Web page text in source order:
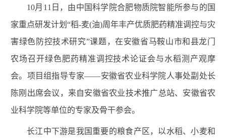
10月 11 日，由中国科学院合肥物质院智能所参与的国
家重点研发计划“稻-麦(油)周年丰产优质肥药精准调控与灾
害绿色防控技术研究”课题，在安徽省马鞍山市和县龙门
农场召开绿色肥药精准调控技术论证会与水稻测产观摩
会。 项目组指导专家——安徽省农业科学院人事处副处长
陈刚出席会议， 来自安徽省农业技术推广总站、安徽省农
业科学院等单位的专家及骨干参会。
长江中下游是我国重要的粮食产区，以水稻、小麦和